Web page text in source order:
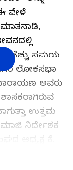
ವೇಳೆ
ಹೆಚ್ಚು ಸಮಯ
ಲೋಕಸಭಾ
ಅವರು
ಉತ್ತಮ
ಮಾಜಿ ನಿರ್ದೇಶಕ